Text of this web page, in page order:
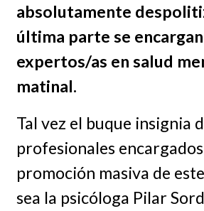
absolutamente
última parte se
expertos/as en salud
matinal.
Tal vez el buque insignia
profesionales
promoción masiva de
sea la psicóloga Pilar